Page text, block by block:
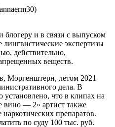
и в связи с выпуском
экспертизы
действительно,
веществ.
Моргенштерн, летом 2021
дела. В
установлено, что в клипах на
вино — 2» артист также
препаратов.
по суду 100 тыс. руб.